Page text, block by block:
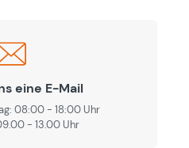
eine E-Mail
08:00 - 18:00 Uhr
- 13.00 Uhr